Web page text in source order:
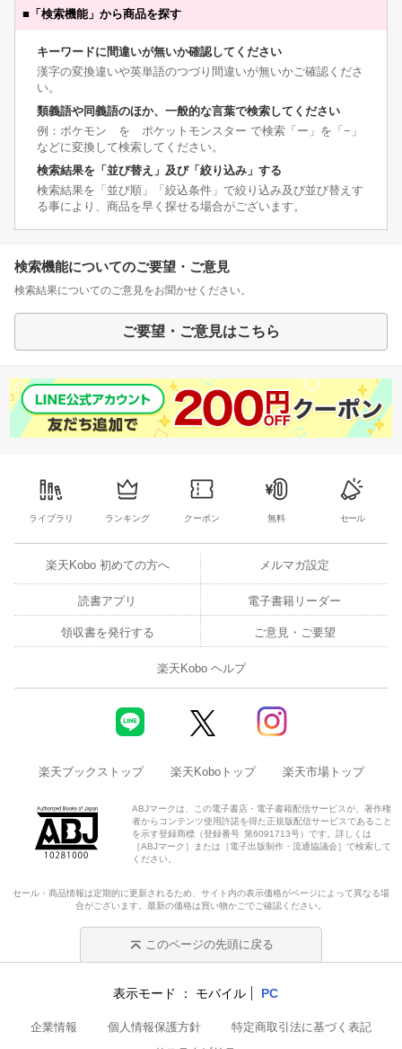
■ 「検索機能」から商品を探す
キーワードに間違いが無いか確認してください
漢字の変換違いや英単語のつづり間違いが無いかご確認くださ
い。
類義語や同義語のほか、一般的な言葉で検索してください
例：ポケモン を ポケットモンスター で検索「ー」を「−」
などに変換して検索してください。
検索結果を「並び替え」及び「絞り込み」する
検索結果を「並び順」「絞込条件」で絞り込み及び並び替えす
る事により、商品を早く探せる場合がございます。
検索機能についてのご要望・ご意見
検索結果についてのご意見をお聞かせください。
ご要望・ご意見はこちら
ライブラリ ランキング クーポン 無料 セール
楽天Kobo 初めての方へ メルマガ設定
読書アプリ 電子書籍リーダー
領収書を発行する ご意見・ご要望
楽天Kobo ヘルプ
楽天ブックストップ 楽天Koboトップ 楽天市場トップ
ABJマークは、この電子書店・電子書籍配信サービスが、著作権
者からコンテンツ使用許諾を得た正規版配信サービスであること
を示す登録商標（登録番号 第6091713号）です。詳しくは
［ABJマーク］または［電子出版制作・流通協議会］で検索して
ください。
セール・商品情報は定期的に更新されるため、サイト内の表示価格がページによって異なる場
合がございます。最新の価格は買い物かごでご確認ください。
このページの先頭に戻る
表示モード モバイル PC
企業情報 個人情報保護方針
特定商取引法に基づく表記